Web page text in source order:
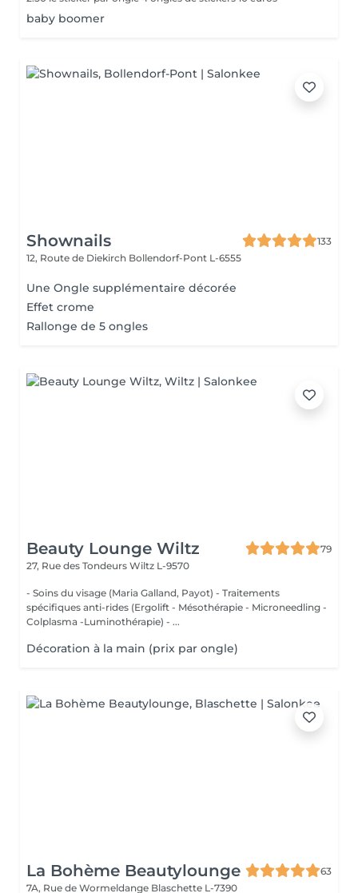
baby boomer
Shownails
133
12, Route de Diekirch Bollendorf-Pont L-6555
Une Ongle supplémentaire décorée
Effet crome
Rallonge de 5 ongles
Beauty Lounge Wiltz
79
27, Rue des Tondeurs Wiltz L-9570
- Soins du visage (Maria Galland, Payot) - Traitements
spécifiques anti-rides (Ergolift - Mésothérapie - Microneedling -
Colplasma -Luminothérapie) - ...
Décoration à la main (prix par ongle)
La Bohème Beautylounge
63
7A, Rue de Wormeldange Blaschette L-7390